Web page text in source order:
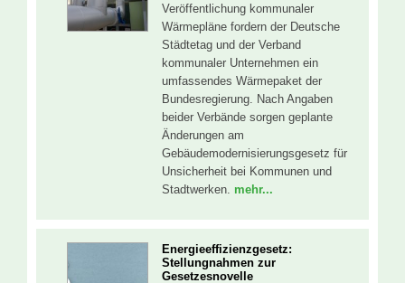
Veröffentlichung kommunaler
Wärmepläne fordern der Deutsche
Städtetag und der Verband
kommunaler Unternehmen ein
umfassendes Wärmepaket der
Bundesregierung. Nach Angaben
beider Verbände sorgen geplante
Änderungen am
Gebäudemodernisierungsgesetz für
Unsicherheit bei Kommunen und
Stadtwerken. mehr...
Energieeffizienzgesetz:
Stellungnahmen zur
Gesetzesnovelle